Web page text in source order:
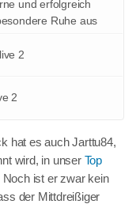
und erfolgreich
Ruhe aus
2
2
hat es auch Jarttu84,
wird, in unser Top
ist er zwar kein
der Mittdreißiger